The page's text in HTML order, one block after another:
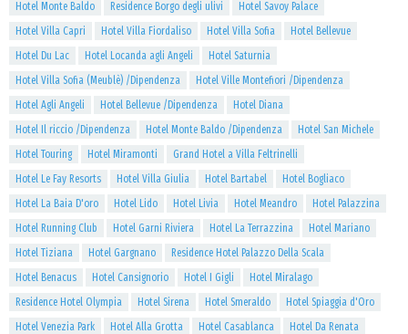
Hotel Monte Baldo Residence Borgo degli ulivi
Hotel Savoy Palace
Hotel Villa Capri
Hotel Villa Fiordaliso Hotel Villa Sofia
Hotel Bellevue
Hotel Du Lac
Hotel Locanda agli Angeli
Hotel Saturnia
Hotel Villa Sofia (Meublè) /Dipendenza
Hotel Ville Montefiori /Dipendenza
Hotel Agli Angeli
Hotel Bellevue /Dipendenza
Hotel Diana
Hotel Il riccio /Dipendenza
Hotel Monte Baldo /Dipendenza
Hotel San Michele
Hotel Touring
Hotel Miramonti
Grand Hotel a Villa Feltrinelli
Hotel Le Fay Resorts
Hotel Villa Giulia Hotel Bartabel
Hotel Bogliaco
Hotel La Baia D'oro
Hotel Lido Hotel Livia Hotel Meandro
Hotel Palazzina
Hotel Running Club
Hotel Garni Riviera Hotel La Terrazzina
Hotel Mariano
Hotel Tiziana
Hotel Gargnano
Residence Hotel Palazzo Della Scala
Hotel Benacus
Hotel Cansignorio Hotel I Gigli
Hotel Miralago
Residence Hotel Olympia
Hotel Sirena Hotel Smeraldo
Hotel Spiaggia d'Oro
Hotel Venezia Park
Hotel Alla Grotta Hotel Casablanca
Hotel Da Renata